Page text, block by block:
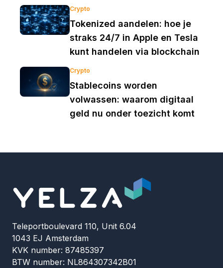
Crypto
Tokenized aandelen: hoe je
straks 24/7 in Apple en Tesla
kunt handelen via blockchain
Crypto
Stablecoins worden
volwassen: waarom digitaal
geld nu onder toezicht komt
Teleportboulevard 110, Unit 6.04
1043 EJ Amsterdam
KVK number: 87485397
BTW number: NL864307342B01